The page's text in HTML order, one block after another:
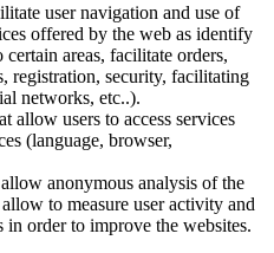
user navigation and use of
offered by the web as identify
certain areas, facilitate orders,
registration, security, facilitating
networks, etc..).
allow users to access services
(language, browser,
anonymous analysis of the
to measure user activity and
order to improve the websites.